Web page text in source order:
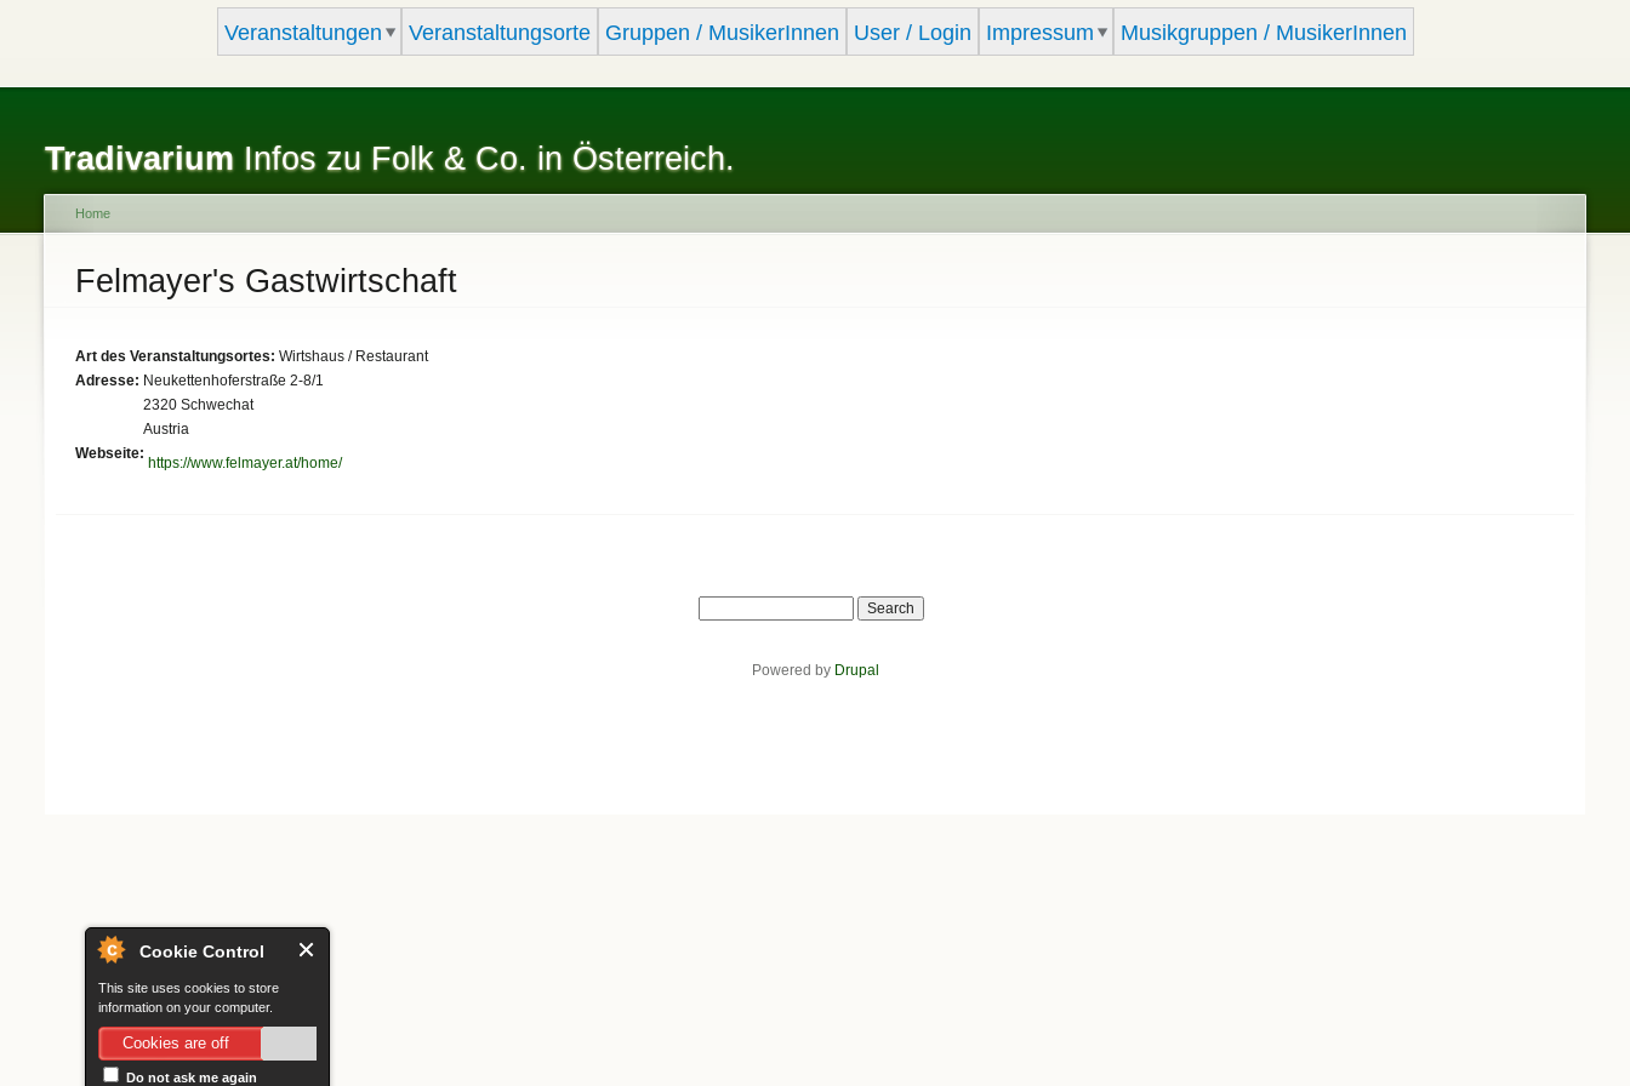
Cookie Control
This site uses cookies to store
information on your computer.
Cookies are off
Do not ask me again
main
content
Veranstaltungen Veranstaltungsorte Gruppen / MusikerInnen User / Login Impressum Musikgruppen / MusikerInnen
Tradivarium Infos zu Folk & Co. in Österreich.
You are here
Home
Felmayer's Gastwirtschaft
Art des Veranstaltungsortes: Wirtshaus / Restaurant
Adresse: Neukettenhoferstraße 2-8/1
2320 Schwechat
Austria
Webseite:
https://www.felmayer.at/home/
Powered by Drupal